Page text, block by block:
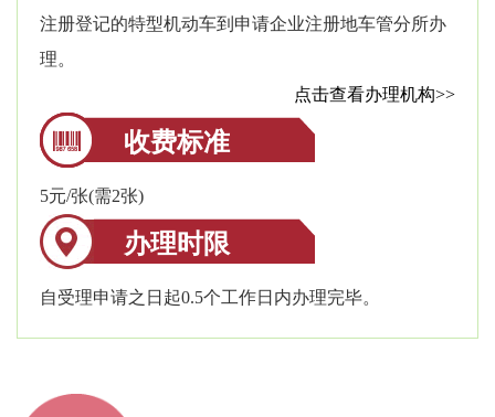
注册登记的特型机动车到申请企业注册地车管分所办
理。
点击查看办理机构>>
收费标准
5元/张(需2张)
办理时限
自受理申请之日起0.5个工作日内办理完毕。